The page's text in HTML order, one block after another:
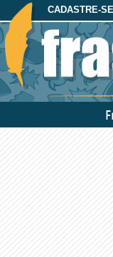
CADASTRE-